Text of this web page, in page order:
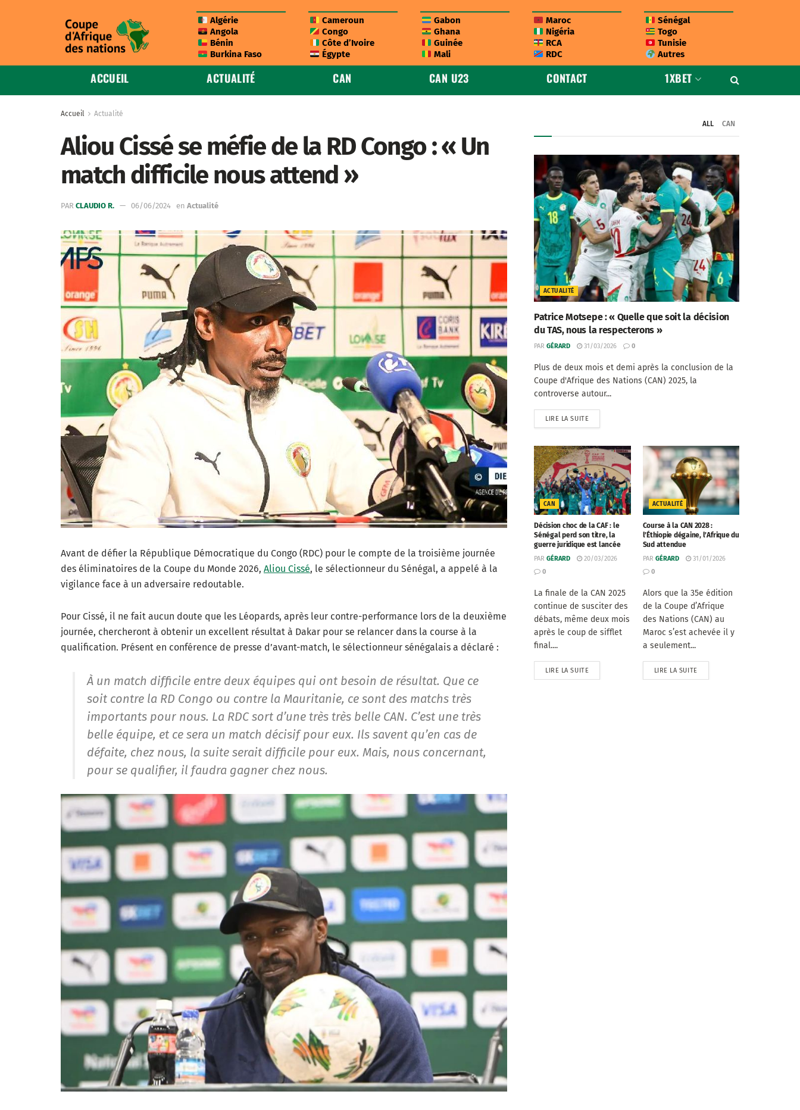
Algérie
Angola
Bénin
Burkina Faso
Cameroun
Congo
Côte d’Ivoire
Égypte
Gabon
Ghana
Guinée
Mali
Maroc
Nigéria
RCA
RDC
Sénégal
Togo
Tunisie
Autres
ACCUEIL ACTUALITÉ CAN CAN U23 CONTACT 1XBET
Accueil Actualité
Aliou Cissé se méfie de la RD Congo : « Un
match difficile nous attend »
PAR CLAUDIO R. 06/06/2024 en Actualité
Avant de défier la République Démocratique du Congo (RDC) pour le compte de la troisième journée
des éliminatoires de la Coupe du Monde 2026, Aliou Cissé, le sélectionneur du Sénégal, a appelé à la
vigilance face à un adversaire redoutable.
Pour Cissé, il ne fait aucun doute que les Léopards, après leur contre-performance lors de la deuxième
journée, chercheront à obtenir un excellent résultat à Dakar pour se relancer dans la course à la
qualification. Présent en conférence de presse d’avant-match, le sélectionneur sénégalais a déclaré :
À un match difficile entre deux équipes qui ont besoin de résultat. Que ce
soit contre la RD Congo ou contre la Mauritanie, ce sont des matchs très
importants pour nous. La RDC sort d’une très très belle CAN. C’est une très
belle équipe, et ce sera un match décisif pour eux. Ils savent qu’en cas de
défaite, chez nous, la suite serait difficile pour eux. Mais, nous concernant,
pour se qualifier, il faudra gagner chez nous.
ALL CAN
ACTUALITÉ
Patrice Motsepe : « Quelle que soit la décision
du TAS, nous la respecterons »
PAR GÉRARD 31/03/2026 0
Plus de deux mois et demi après la conclusion de la
Coupe d'Afrique des Nations (CAN) 2025, la
controverse autour...
LIRE LA SUITE
CAN
Décision choc de la CAF : le
Sénégal perd son titre, la
guerre juridique est lancée
PAR GÉRARD
20/03/2026
0
La finale de la CAN 2025
continue de susciter des
débats, même deux mois
après le coup de sifflet
final....
LIRE LA SUITE
ACTUALITÉ
Course à la CAN 2028 :
l’Éthiopie dégaine, l’Afrique du
Sud attendue
PAR GÉRARD
31/01/2026
0
Alors que la 35e édition
de la Coupe d’Afrique
des Nations (CAN) au
Maroc s’est achevée il y
a seulement...
LIRE LA SUITE